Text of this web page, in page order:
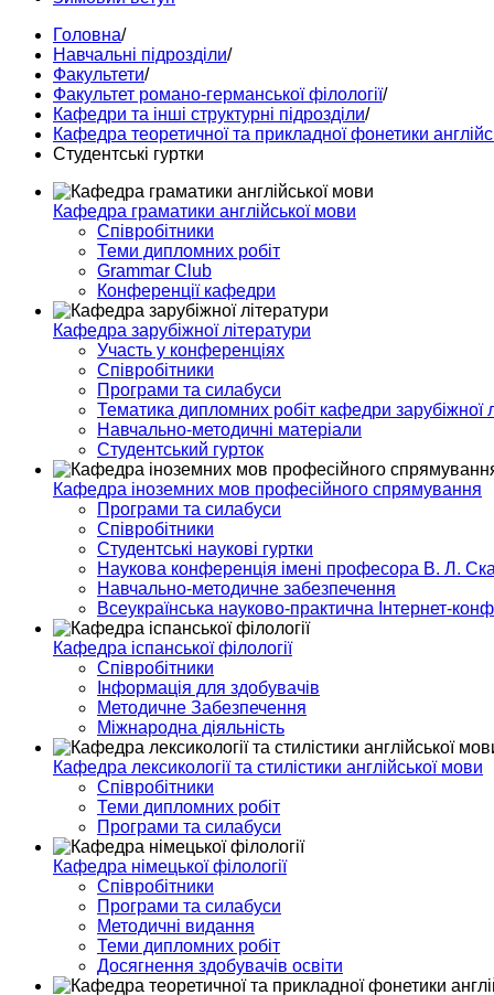
Головна/
Навчальні підрозділи/
Факультети/
Факультет романо-германської філології/
Кафедри та інші структурні підрозділи/
Кафедра теоретичної та прикладної фонетики
Студентські гуртки
Кафедра граматики англійської мови
Співробітники
Теми дипломних робіт
Grammar Club
Конференції кафедри
Кафедра зарубіжної літератури
Участь у конференціях
Співробітники
Програми та силабуси
Тематика дипломних робіт кафедри зарубіжної
Навчально-методичні матеріали
Студентський гурток
Кафедра іноземних мов професійного спрямування
Програми та силабуси
Співробітники
Студентські наукові гуртки
Наукова конференція імені професора В. Л.
Навчально-методичне забезпечення
Всеукраїнська науково-практична Інтернет-
Кафедра іспанської філології
Співробітники
Інформація для здобувачів
Методичне Забезпечення
Міжнародна діяльність
Кафедра лексикології та стилістики англійської мови
Співробітники
Теми дипломних робіт
Програми та силабуси
Кафедра німецької філології
Співробітники
Програми та силабуси
Методичні видання
Теми дипломних робіт
Досягнення здобувачів освіти